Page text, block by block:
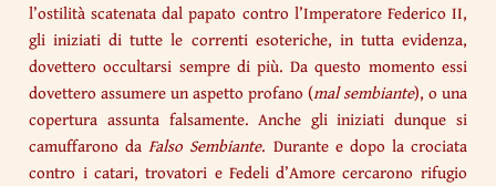
l’ostilità scatenata dal papato contro l’Imperatore Federico II,
gli iniziati di tutte le correnti esoteriche, in tutta evidenza,
dovettero occultarsi sempre di più. Da questo momento essi
dovettero assumere un aspetto profano (mal sembiante), o una
copertura assunta falsamente. Anche gli iniziati dunque si
camuffarono daFalso Sembiante. Durante e dopo la crociata
contro i catari, trovatori e Fedeli d’Amore cercarono rifugio